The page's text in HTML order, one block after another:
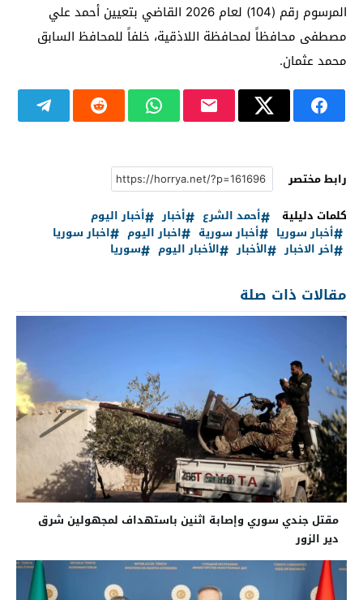
المرسوم رقم (104) لعام 2026 القاضي بتعيين أحمد علي
مصطفى محافظاً لمحافظة اللاذقية، خلفاً للمحافظ السابق
محمد عثمان.
رابط مختصر
كلمات دليلية
أحمد الشرع أخبار
أخبار اليوم
أخبار سوريا
أخبار سورية اخبار اليوم
اخبار سوريا
اخر الاخبار
الأخبار الأخبار اليوم سوريا
مقالات ذات صلة
مقتل جندي سوري وإصابة اثنين باستهداف لمجهولين شرق
دير الزور